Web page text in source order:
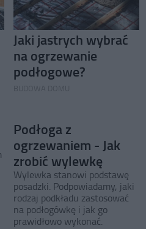
Jaki jastrych wybrać
na ogrzewanie
podłogowe?
Podłoga z
ogrzewaniem - Jak
zrobić wylewkę
Wylewka stanowi podstawę
posadzki. Podpowiadamy, jaki
rodzaj podkładu zastosować
na podłogówkę i jak go
prawidłowo wykonać.